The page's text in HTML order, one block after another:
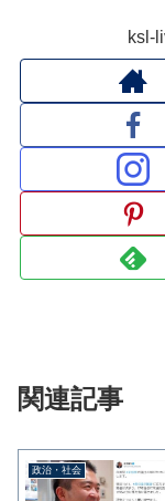
ksl-
関連記事
政治・社会